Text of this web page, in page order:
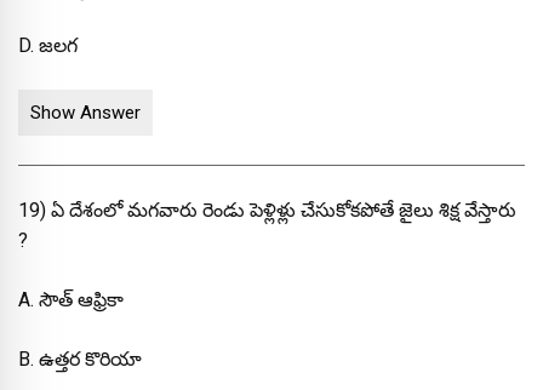
D. జలగ
Show Answer
19) ఏ దేశంలో మగవారు రెండు పెళ్లిళ్లు చేసుకోకపోతే జైలు శిక్ష వేస్తారు
?
A. సౌత్ ఆఫ్రికా
B. ఉత్తర కొరియా